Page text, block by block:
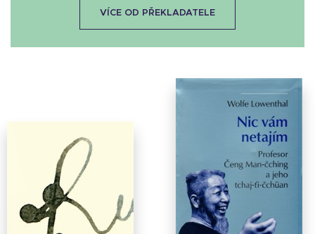
VÍCE OD PŘEKLADATELE